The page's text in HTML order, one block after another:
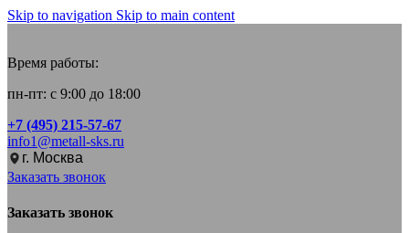
Skip to navigation Skip to main content
Время работы:
пн-пт: с 9:00 до 18:00
+7 (495) 215-57-67
info1@metall-sks.ru
г. Москва
Заказать звонок
Заказать звонок